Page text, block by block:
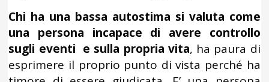
Chi ha una bassa autostima si valuta come
una persona incapace di avere controllo
sugli eventi e sulla propria vita, ha paura di
esprimere il proprio punto di vista perché ha